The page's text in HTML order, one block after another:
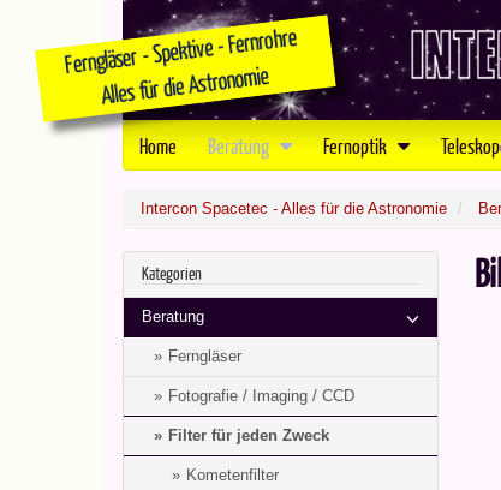
Home Beratung Fernoptik
Intercon Spacetec - Alles für die Astronomie
Kategorien
Beratung
Ferngläser
Fotografie / Imaging / CCD
Filter für jeden Zweck
Kometenfilter